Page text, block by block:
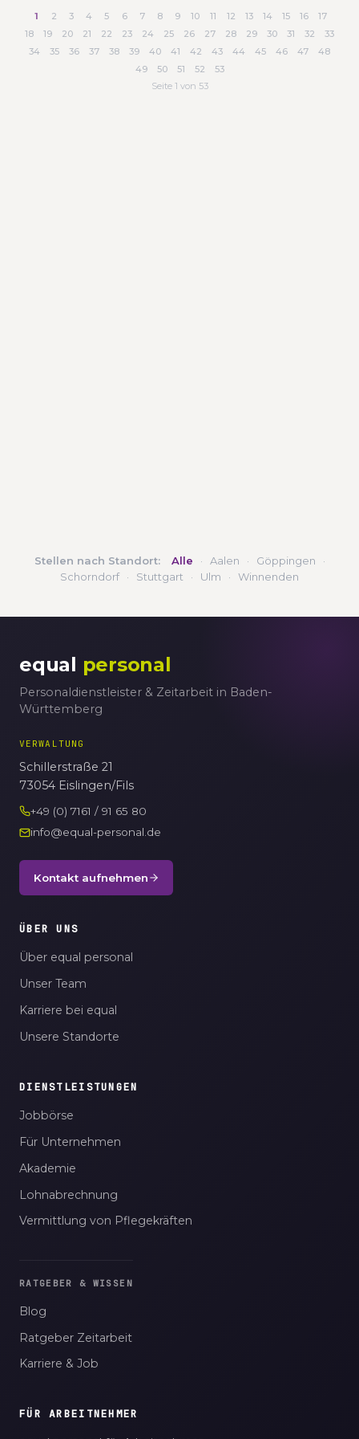
1 2 3 4 5 6 7 8 9 10 11 12 13 14 15 16
17
18
19 20 21 22 23 24 25 26 27 28 29 30 31 32
33
34
35 36 37 38 39 40 41 42 43 44 45 46 47
48
49
50 51 52
53
Seite 1 von 53
Stellen nach Standort: Alle · Aalen · Göppingen
·
Schorndorf
· Stuttgart · Ulm · Winnenden
equal personal
Personaldienstleister & Zeitarbeit in Baden-
Württemberg
VERWALTUNG
Schillerstraße 21
73054 Eislingen/Fils
+49 (0) 7161 / 91 65 80
info@equal-personal.de
Kontakt aufnehmen
ÜBER UNS
Über equal personal
Unser Team
Karriere bei equal
Unsere Standorte
DIENSTLEISTUNGEN
Jobbörse
Für Unternehmen
Akademie
Lohnabrechnung
Vermittlung von Pflegekräften
RATGEBER & WISSEN
Blog
Ratgeber Zeitarbeit
Karriere & Job
FÜR ARBEITNEHMER